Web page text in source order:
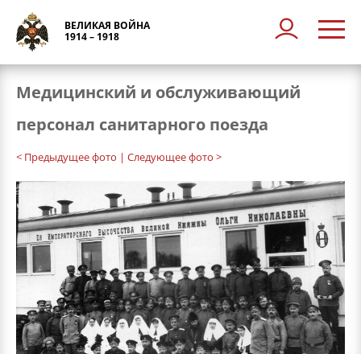
ВЕЛИКАЯ ВОЙНА
1914 – 1918
Медицинский и обслуживающий
персонал санитарного поезда
< Предыдущее фото | Следующее фото >